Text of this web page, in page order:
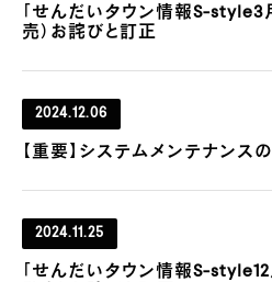
「せんだいタウン情報S-style3
売）お詫びと訂正
2024.12.06
【重要】システムメンテナンス
2024.11.25
「せんだいタウン情報S-style12